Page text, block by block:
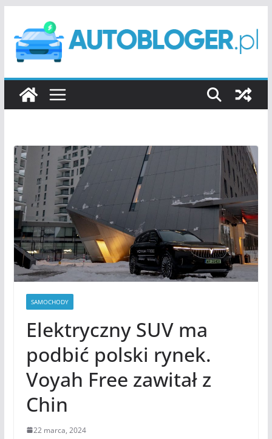
treści
SAMOCHODY
Elektryczny SUV ma
podbić polski rynek.
Voyah Free zawitał z
Chin
22 marca, 2024